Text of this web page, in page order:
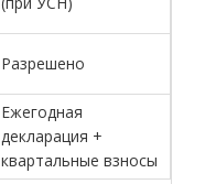
Разрешено
Ежегодная
декларация +
квартальные взносы